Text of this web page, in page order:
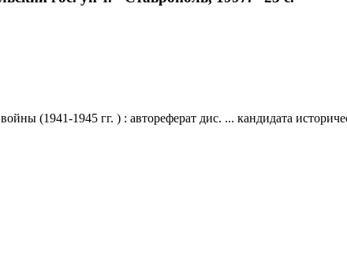
(1941-1945 гг. ) : автореферат дис. ... кандидата